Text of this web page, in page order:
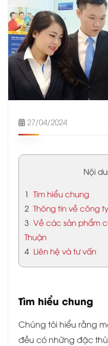
27/04/2024
Nội
1 Tìm hiểu chung
2 Thông tin về công
3 Về các sản phẩm
Thuận
4 Liên hệ và tư vấn
Tìm hiểu chung
Chúng tôi hiểu rằng
đều có những đặc